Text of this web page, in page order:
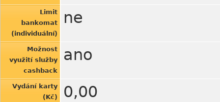
Limit
bankomat
(individuální)
ne
Možnost
využití služby
cashback
ano
Vydání karty
(Kč)
0,00